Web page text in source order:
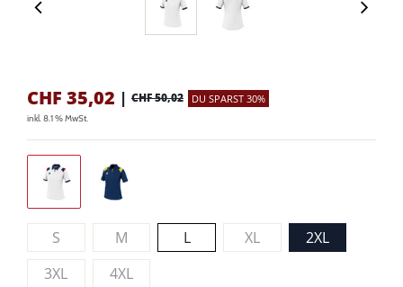
CHF 35,02 | CHF 50,02 DU SPARST 30%
inkl. 8.1 % MwSt.
S M L XL
2XL
3XL
4XL